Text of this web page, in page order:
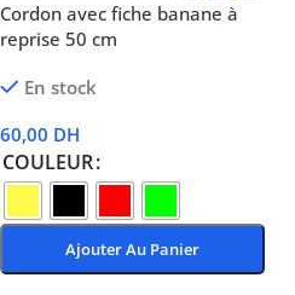
Cordon avec fiche banane à
reprise 50 cm
En stock
60,00 DH
COULEUR
Ajouter Au Panier